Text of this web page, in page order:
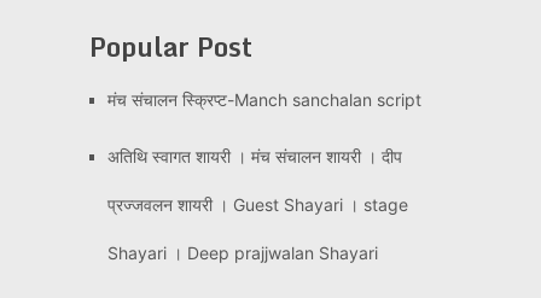
Popular Post
मंच संचालन स्क्रिप्ट-Manch sanchalan script
अतिथि स्वागत शायरी । मंच संचालन शायरी । दीप
प्रज्जवलन शायरी । Guest Shayari । stage
Shayari । Deep prajjwalan Shayari